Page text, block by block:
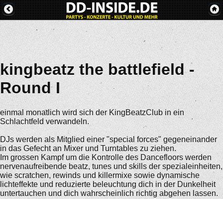
kingbeatz the battlefield -
Round I
einmal monatlich wird sich der KingBeatzClub in ein
Schlachtfeld verwandeln.
DJs werden als Mitglied einer "special forces" gegeneinander
in das Gefecht an Mixer und Turntables zu ziehen.
Im grossen Kampf um die Kontrolle des Dancefloors werden
nervenaufreibende beatz, tunes und skills der spezialeinheiten,
wie scratchen, rewinds und killermixe sowie dynamische
lichteffekte und reduzierte beleuchtung dich in der Dunkelheit
untertauchen und dich wahrscheinlich richtig abgehen lassen.